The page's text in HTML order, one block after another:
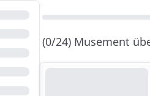
(0/24) Musement